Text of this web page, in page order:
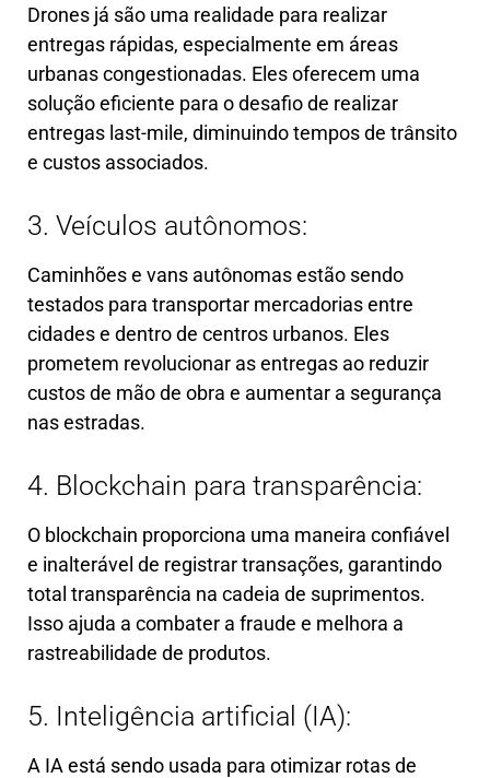
Drones já são uma realidade para realizar
entregas rápidas, especialmente em áreas
urbanas congestionadas. Eles oferecem uma
solução eficiente para o desafio de realizar
entregas last-mile, diminuindo tempos de trânsito
e custos associados.
3. Veículos autônomos:
Caminhões e vans autônomas estão sendo
testados para transportar mercadorias entre
cidades e dentro de centros urbanos. Eles
prometem revolucionar as entregas ao reduzir
custos de mão de obra e aumentar a segurança
nas estradas.
4. Blockchain para transparência:
O blockchain proporciona uma maneira confiável
e inalterável de registrar transações, garantindo
total transparência na cadeia de suprimentos.
Isso ajuda a combater a fraude e melhora a
rastreabilidade de produtos.
5. Inteligência artificial (IA):
A IA está sendo usada para otimizar rotas de